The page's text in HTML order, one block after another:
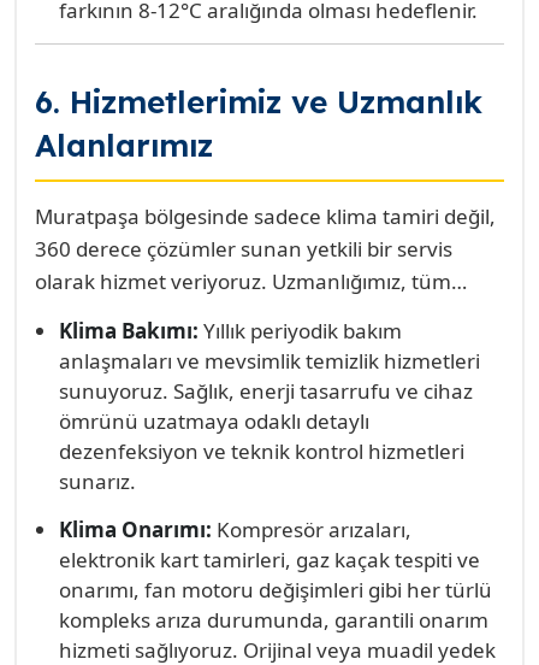
farkının 8-12°C aralığında olması hedeflenir.
6. Hizmetlerimiz ve Uzmanlık
Alanlarımız
Muratpaşa bölgesinde sadece klima tamiri değil,
360 derece çözümler sunan yetkili bir servis
olarak hizmet veriyoruz. Uzmanlığımız, tüm
kapsar.
Klima Bakımı: Yıllık periyodik bakım
anlaşmaları ve mevsimlik temizlik hizmetleri
sunuyoruz. Sağlık, enerji tasarrufu ve cihaz
ömrünü uzatmaya odaklı detaylı
dezenfeksiyon ve teknik kontrol hizmetleri
sunarız.
Klima Onarımı: Kompresör arızaları,
elektronik kart tamirleri, gaz kaçak tespiti ve
onarımı, fan motoru değişimleri gibi her türlü
kompleks arıza durumunda, garantili onarım
hizmeti sağlıyoruz. Orijinal veya muadil yedek